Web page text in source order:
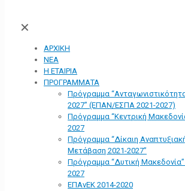
✕
ΑΡΧΙΚΗ
ΝΕΑ
Η ΕΤΑΙΡΙΑ
ΠΡΟΓΡΑΜΜΑΤΑ
Πρόγραμμα
2027” (ΕΠΑΝ/ΕΣΠΑ 2021-2027)
Πρόγραμμα “Κεντρική
2027
Πρόγραμμα “Δίκαιη
Μετάβαση 2021-2027”
Πρόγραμμα “Δυτική
2027
ΕΠΑνΕΚ 2014-2020